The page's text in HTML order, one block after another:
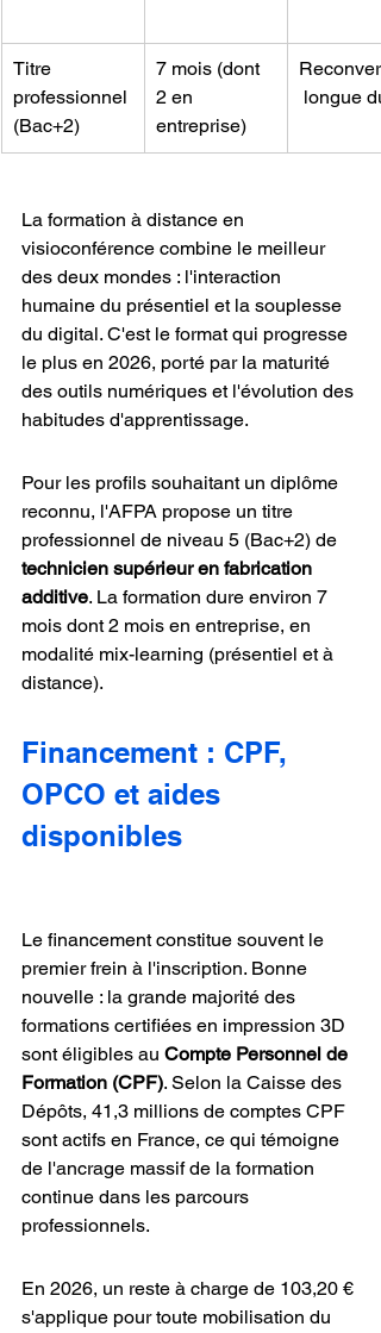
Titre
professionnel
(Bac+2)
7 mois (dont
2 en
entreprise)
longue
La formation à distance en
visioconférence combine le meilleur
des deux mondes : l'interaction
humaine du présentiel et la souplesse
du digital. C'est le format qui progresse
le plus en 2026, porté par la maturité
des outils numériques et l'évolution des
habitudes d'apprentissage.
Pour les profils souhaitant un diplôme
reconnu, l'AFPA propose un titre
professionnel de niveau 5 (Bac+2) de
technicien supérieur en fabrication
additive. La formation dure environ 7
mois dont 2 mois en entreprise, en
modalité mix-learning (présentiel et à
distance).
Financement : CPF,
OPCO et aides
disponibles
Le financement constitue souvent le
premier frein à l'inscription. Bonne
nouvelle : la grande majorité des
formations certifiées en impression 3D
sont éligibles au Compte Personnel de
Formation (CPF). Selon la Caisse des
Dépôts, 41,3 millions de comptes CPF
sont actifs en France, ce qui témoigne
de l'ancrage massif de la formation
continue dans les parcours
professionnels.
En 2026, un reste à charge de 103,20 €
s'applique pour toute mobilisation du